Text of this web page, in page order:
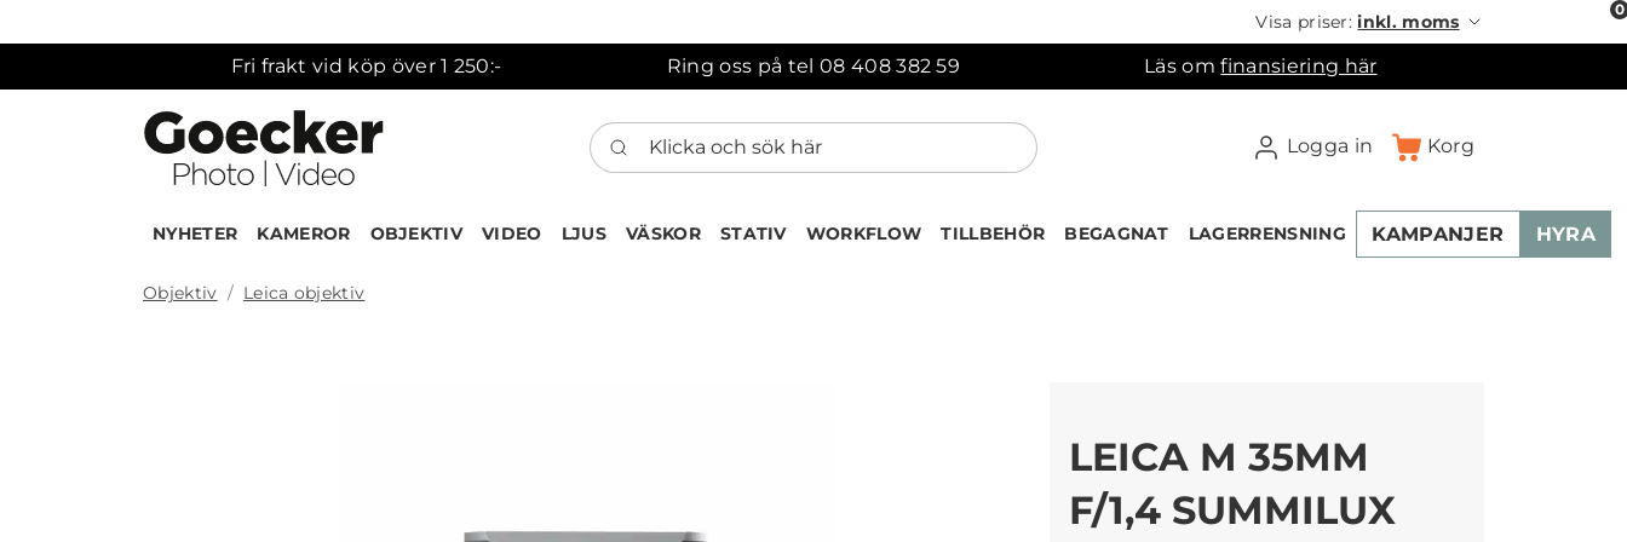
Visa priser:inkl. moms
Fri frakt vid köp över 1 250:- Ring oss på tel 08 408 382 59 Läs omfinansiering här
Klicka och sök här
Logga in Korg
0
NYHETER KAMEROR OBJEKTIV VIDEO LJUS VÄSKOR STATIV WORKFLOW TILLBEHÖR BEGAGNAT LAGERRENSNING KAMPANJER HYRA
Objektiv Leica objektiv
LEICA M 35MM
F/1,4 SUMMILUX